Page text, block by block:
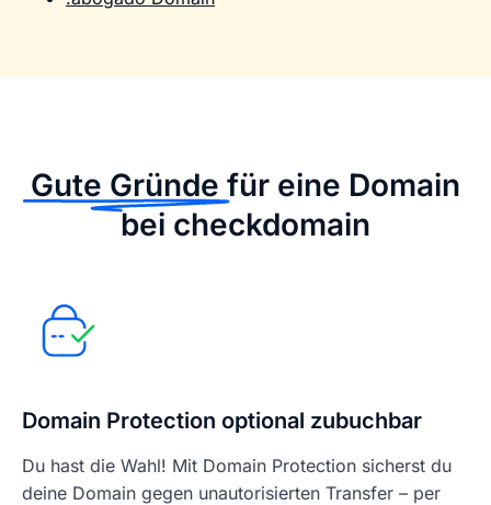
Gute Gründe für eine Domain
bei checkdomain
Domain Protection optional zubuchbar
Du hast die Wahl! Mit Domain Protection sicherst du
deine Domain gegen unautorisierten Transfer – per